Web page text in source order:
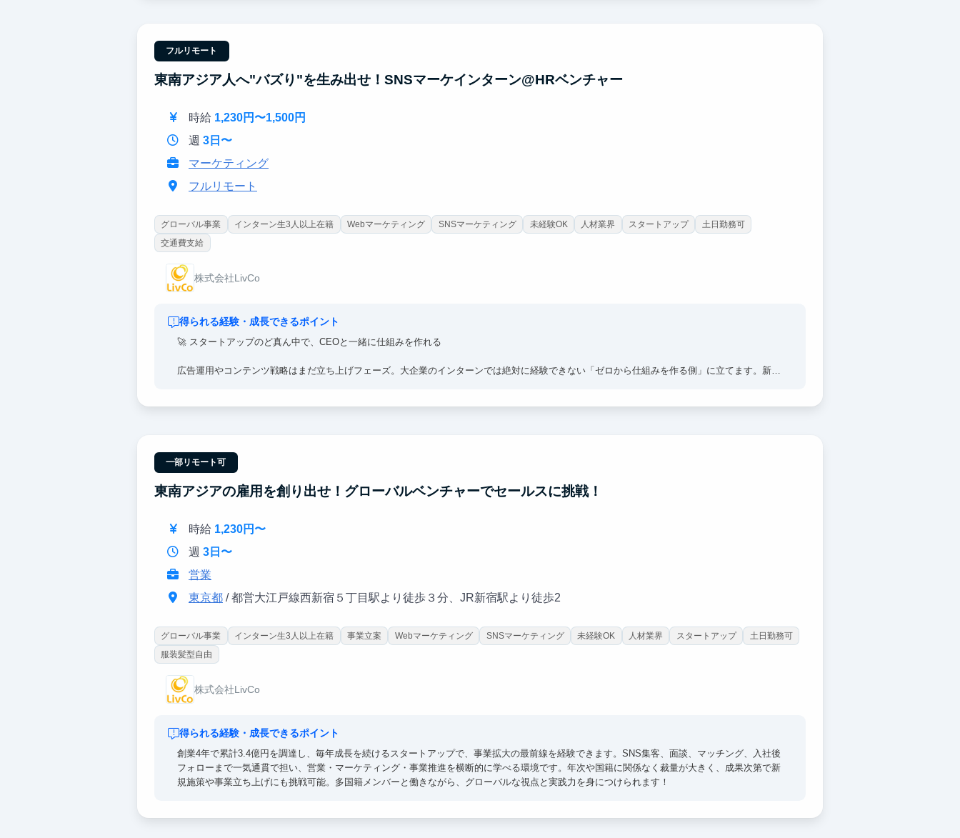
フルリモート
東南アジア人へ"バズり"を生み出せ！SNSマーケインターン@HRベンチャー
時給 1,230円〜1,500円
週 3日〜
マーケティング
フルリモート
グローバル事業 インターン生3人以上在籍 Webマーケティング SNSマーケティング 未経験OK 人材業界 スタートアップ
土日勤務可
交通費支給
株式会社LivCo
得られる経験・成長できるポイント
🚀 スタートアップのど真ん中で、CEOと一緒に仕組みを作れる
広告運用やコンテンツ戦略はまだ立ち上げフェーズ。大企業のインターンでは絶対に経験できない「ゼロから仕組みを作る側」に立てます。新卒
一部リモート可
東南アジアの雇用を創り出せ！グローバルベンチャーでセールスに挑戦！
時給 1,230円〜
週 3日〜
営業
東京都/ 都営大江戸線西新宿５丁目駅より徒歩３分、JR新宿駅より徒歩2
グローバル事業 インターン生3人以上在籍 事業立案 Webマーケティング SNSマーケティング 未経験OK 人材業界 スタートアップ
土日勤務可
服装髪型自由
株式会社LivCo
得られる経験・成長できるポイント
創業4年で累計3.4億円を調達し、毎年成長を続けるスタートアップで、事業拡大の最前線を経験できます。SNS集客、面談、マッチング、入社後
フォローまで一気通貫で担い、営業・マーケティング・事業推進を横断的に学べる環境です。年次や国籍に関係なく裁量が大きく、成果次第で新
規施策や事業立ち上げにも挑戦可能。多国籍メンバーと働きながら、グローバルな視点と実践力を身につけられます！